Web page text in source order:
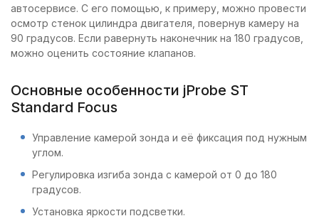
автосервисе. С его помощью, к примеру, можно провести
осмотр стенок цилиндра двигателя, повернув камеру на
90 градусов. Если равернуть наконечник на 180 градусов,
можно оценить состояние клапанов.
Основные особенности jProbe ST
Standard Focus
Управление камерой зонда и её фиксация под нужным
углом.
Регулировка изгиба зонда с камерой от 0 до 180
градусов.
Установка яркости подсветки.